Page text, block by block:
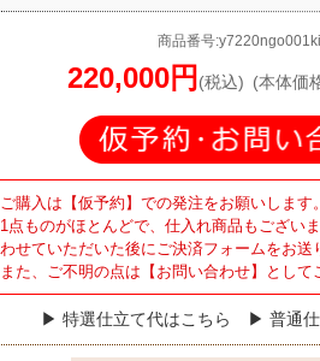
商品番号:y7220ngo001ki
220,000円 (税込) (本体価
ご購入は【仮予約】での発注をお願いします。
1点ものがほとんどで、仕入れ商品もござい
わせていただいた後にご決済フォームをお送
また、ご不明の点は【お問い合わせ】として
特選仕立て代はこちら 普通